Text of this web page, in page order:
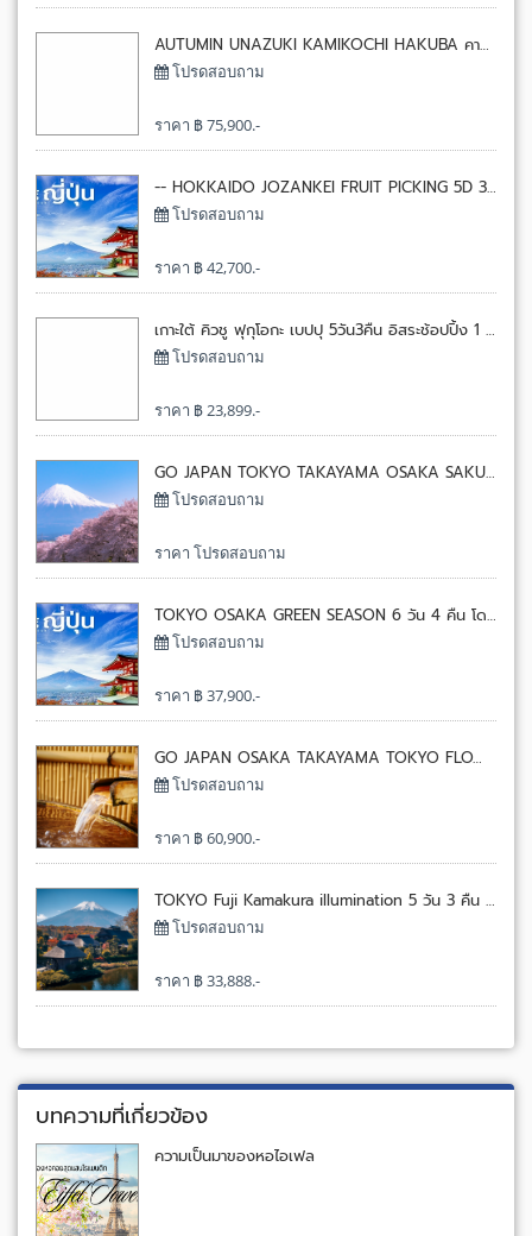
AUTUMIN UNAZUKI KAMIKOCHI HAKUBA คามิโคจิ นั่งกระเช้าชมวิวฮาคุบะ รถไฟชมวิวหุบเขาคุโรเบะ 7 วัน 5 คืน โดยการบินไทย[TG]
โปรดสอบถาม
ราคา ฿ 75,900.-
-- HOKKAIDO JOZANKEI FRUIT PICKING 5D 3N XJ 5 วัน 3 คืน โดยไทยแอร์เอเชียเอ๊กซ์[XJ]
โปรดสอบถาม
ราคา ฿ 42,700.-
เกาะใต้ คิวชู ฟุกุโอกะ เบปปุ 5วัน3คืน อิสระช้อปปิ้ง 1 วัน (NOV-DEC 25) 5 วัน 3 คืน โดยไทย เวียด เจ็ท[VZ]
โปรดสอบถาม
ราคา ฿ 23,899.-
GO JAPAN TOKYO TAKAYAMA OSAKA SAKURA 7 วัน 5 คืน โดยการบินไทย[TG]
โปรดสอบถาม
ราคา โปรดสอบถาม
TOKYO OSAKA GREEN SEASON 6 วัน 4 คืน โดยไทยแอร์เอเชียเอ๊กซ์[XJ]
โปรดสอบถาม
ราคา ฿ 37,900.-
GO JAPAN OSAKA TAKAYAMA TOKYO FLOWER 8 วัน 5 คืน โดยการบินไทย[TG]
โปรดสอบถาม
ราคา ฿ 60,900.-
TOKYO Fuji Kamakura illumination 5 วัน 3 คืน โดยไทยแอร์เอเชียเอ๊กซ์[XJ]
โปรดสอบถาม
ราคา ฿ 33,888.-
บทความที่เกี่ยวข้อง
ความเป็นมาของหอไอเฟล